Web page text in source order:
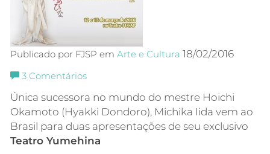
Publicado por FJSP em Arte e Cultura 18/02/2016
3 Comentários
Única sucessora no mundo do mestre Hoichi
Okamoto (Hyakki Dondoro), Michika Iida vem ao
Brasil para duas apresentações de seu exclusivo
Teatro Yumehina